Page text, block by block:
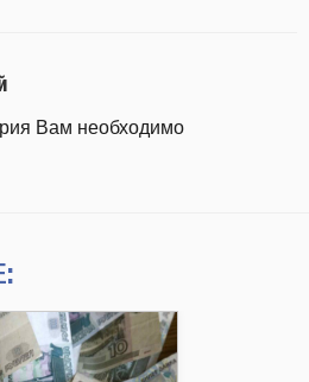
Вам необходимо